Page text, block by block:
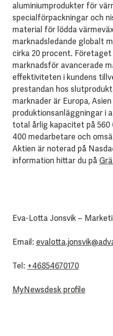
aluminiumprodukter för
specialförpackningar och
material för lödda
marknadsledande globalt
cirka 20 procent.
marknadsför avancerade
effektiviteten i kundens
prestandan hos
marknader är Europa,
produktionsanläggningar i
total årlig kapacitet på 560
400 medarbetare och
Aktien är noterad på
information hittar du på
Eva-Lotta Jonsvik –
Email:
Tel: +46854670170
MyNewsdesk profile